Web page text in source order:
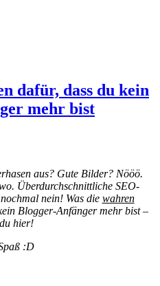
dafür, dass du kein
mehr bist
aus? Gute Bilder? Nööö.
Überdurchschnittliche SEO-
nein! Was die wahren
Blogger-Anfänger mehr bist –
hier!
:D